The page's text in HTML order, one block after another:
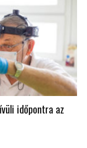
időpontra az